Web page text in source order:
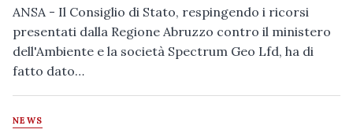
ANSA - Il Consiglio di Stato, respingendo i ricorsi
presentati dalla Regione Abruzzo contro il ministero
dell'Ambiente e la società Spectrum Geo Lfd, ha di
fatto dato…
NEWS